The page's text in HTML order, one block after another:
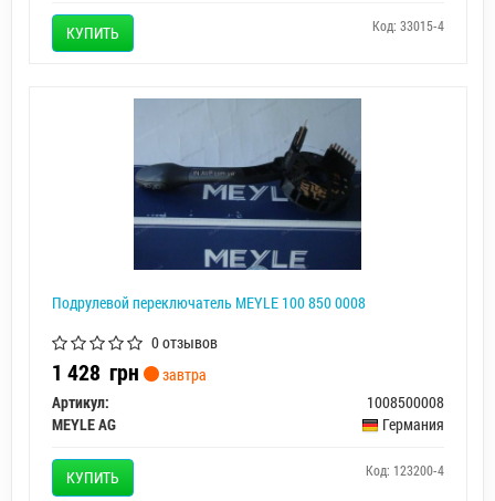
КУПИТЬ Код: 33015-4
Подрулевой переключатель MEYLE 100 850 0008
0 отзывов
1 428 грн
завтра
Артикул:
1008500008
MEYLE AG
Германия
КУПИТЬ Код: 123200-4